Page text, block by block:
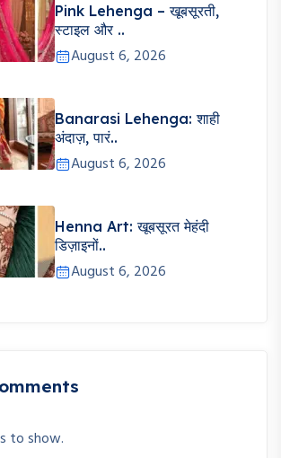
Pink Lehenga – खूबसूरती,
स्टाइल और ..
August 6, 2026
Banarasi Lehenga: शाही
अंदाज़, पारं..
August 6, 2026
Henna Art: खूबसूरत मेहंदी
डिज़ाइनों..
August 6, 2026
to show.